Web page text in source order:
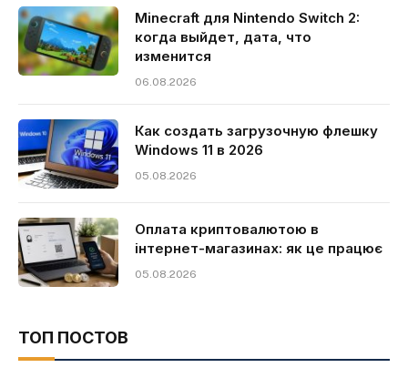
Minecraft для Nintendo Switch 2:
когда выйдет, дата, что
изменится
06.08.2026
Как создать загрузочную флешку
Windows 11 в 2026
05.08.2026
Оплата криптовалютою в
інтернет-магазинах: як це працює
05.08.2026
ТОП ПОСТОВ